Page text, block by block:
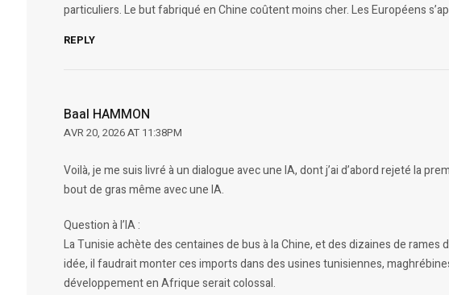
particuliers. Le but fabriqué en Chine coûtent moins cher. Les Européens
REPLY
Baal HAMMON
AVR 20, 2026 AT 11:38PM
Voilà, je me suis livré à un dialogue avec une IA, dont j’ai d’abord rejeté la
bout de gras même avec une IA.
Question à l’IA :
La Tunisie achète des centaines de bus à la Chine, et des dizaines de rames
idée, il faudrait monter ces imports dans des usines tunisiennes,
développement en Afrique serait colossal.